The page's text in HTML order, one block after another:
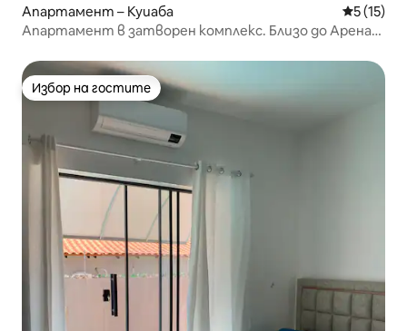
Апартамент – Куиаба Средна
5 (15)
Апартамент в затворен комплекс. Близо до Арена
Избор на гостите
Избор на гостите